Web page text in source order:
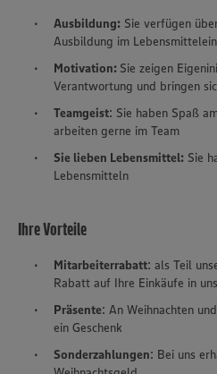
Ausbildung: Sie verfügen
Ausbildung im
Motivation: Sie zeigen
Verantwortung und bringen
Teamgeist: Sie haben Spaß
arbeiten gerne im Team
Sie lieben Lebensmittel: Sie
Lebensmitteln
Ihre Vorteile
Mitarbeiterrabatt: als Teil
Rabatt auf Ihre Einkäufe in
Präsente: An Weihnachten
ein Geschenk
Sonderzahlungen: Bei uns